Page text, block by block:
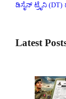
ಡಿಸೈನ್ ಟ್ರೈನಿ (DT)
Latest